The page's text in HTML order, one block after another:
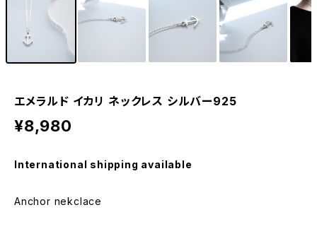
エメラルド イカリ ネックレス シルバー925
¥8,980
International shipping available
Anchor nekclace